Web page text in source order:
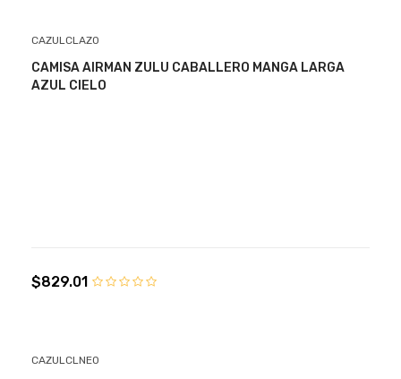
CAZULCLAZ0
CAMISA AIRMAN ZULU CABALLERO MANGA LARGA
AZUL CIELO
$829.01
CAZULCLNE0